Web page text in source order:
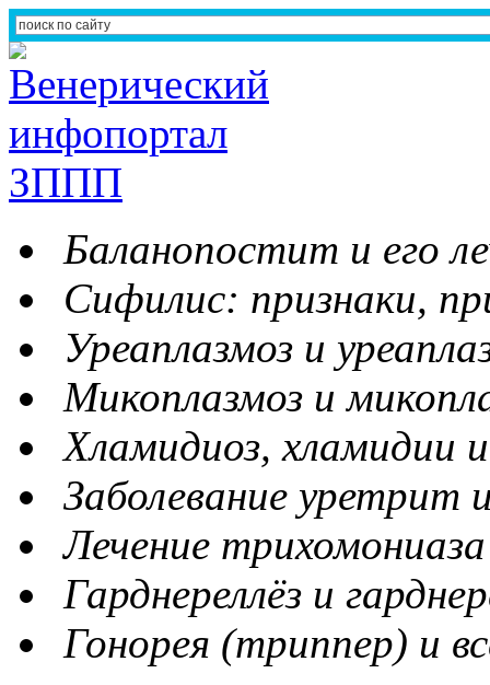
Баланопостит и его
Сифилис: признаки,
Уреаплазмоз и
Микоплазмоз и
Хламидиоз, хламидии
Заболевание уретрит
Лечение
Гарднереллёз и
Гонорея (триппер) и